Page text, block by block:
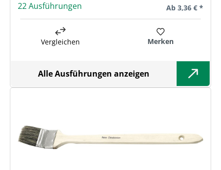
22 Ausführungen Regulärer Preis:
Ab 3,36 € *
Vergleichen Merken
Alle Ausführungen anzeigen